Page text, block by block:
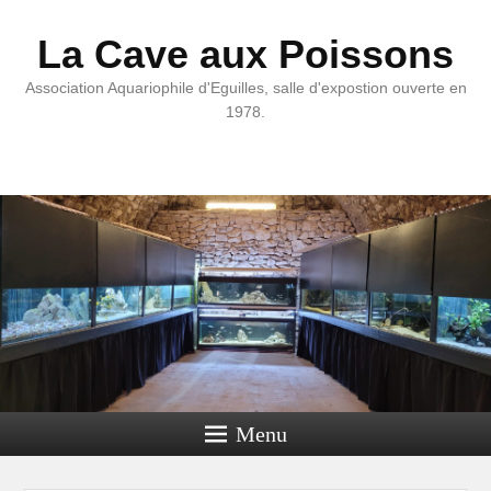
La Cave aux Poissons
Association Aquariophile d'Eguilles, salle d'expostion ouverte en
1978.
Menu